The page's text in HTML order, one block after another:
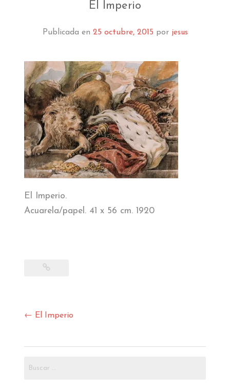
COLECCIÓN
PUBLICACIONES
INFORMACIÓN
AMIGOS DEL MUSEO
El Imperio
Publicada en 25 octubre, 2015 por jesus
El Imperio.
Acuarela/papel. 41 x 56 cm. 1920
Navegación
← El Imperio